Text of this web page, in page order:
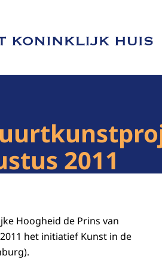
Het Koninklijk Huis
2011
Hoogheid de Prins van
het initiatief Kunst in de